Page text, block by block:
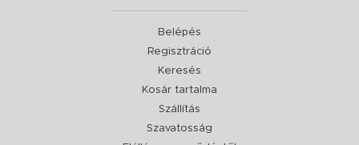
Belépés
Regisztráció
Keresés
Kosár tartalma
Szállítás
Szavatosság